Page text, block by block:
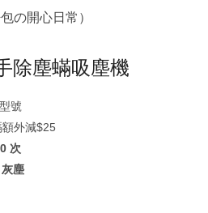
の開心日常）
除塵蟎吸塵機
號
外減$25
次
塵